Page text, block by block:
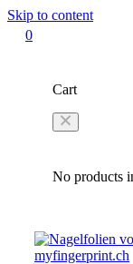
Skip to content
0
Cart
No products